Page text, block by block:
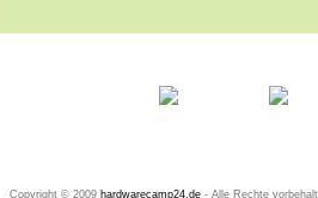
Copyright © 2009 hardwarecamp24.de - Alle Rechte